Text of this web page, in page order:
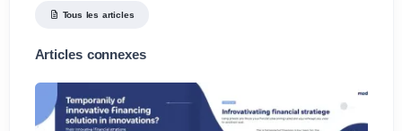
Tous les articles
Articles connexes